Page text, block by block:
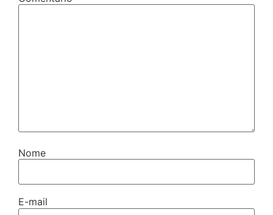
Nome
E-mail